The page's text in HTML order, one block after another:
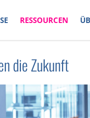
RESSOURCEN
die Zukunft